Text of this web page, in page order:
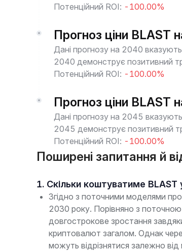
Потенційний ROI: -100.00%
Прогноз ціни BLAST
Дані прогнозу на 2040
2040 демонструє позитивний
Потенційний ROI: -100.00%
Прогноз ціни BLAST
Дані прогнозу на 2045
2045 демонструє позитивний
Потенційний ROI: -100.00%
Поширені запитання й
1. Скільки коштуватиме
Згідно з поточними моделями
2030 року. Порівняно з
довгострокове зростання
криптовалют загалом. Однак
можуть відрізнятися залежно